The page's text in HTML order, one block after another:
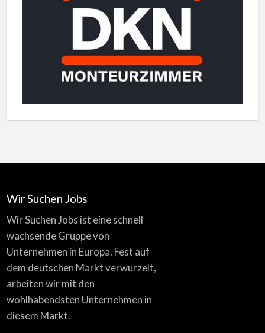
Wir Suchen Jobs
Wir Suchen Jobs ist eine schnell
wachsende Gruppe von
Unternehmen in Europa. Fest auf
dem deutschen Markt verwurzelt,
arbeiten wir mit den
wohlhabendsten Unternehmen in
diesem Markt.